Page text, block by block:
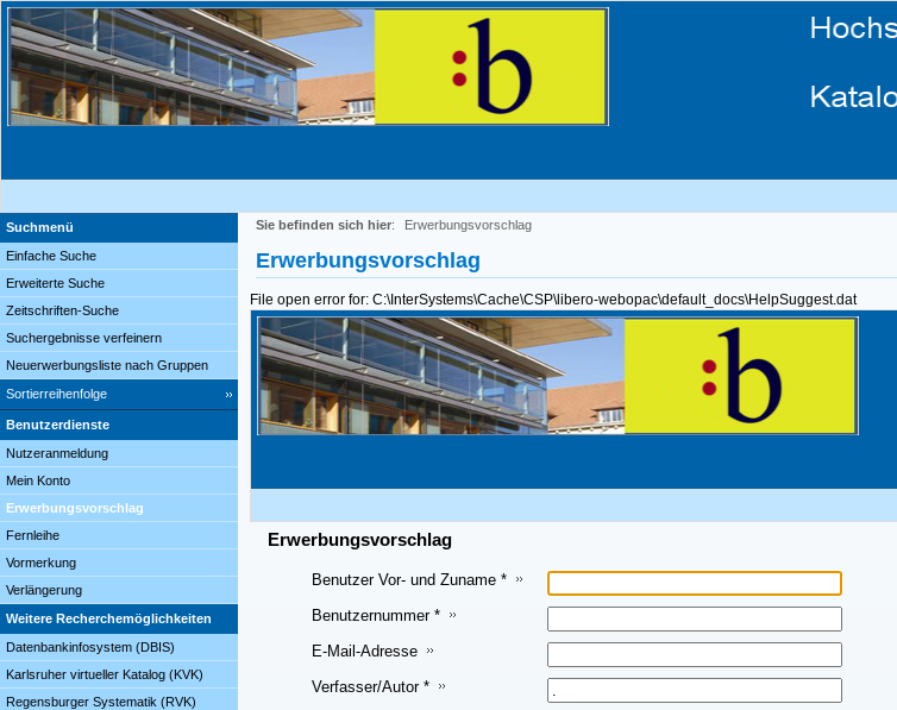
Suchmenü
Einfache Suche
Erweiterte Suche
Zeitschriften-Suche
Suchergebnisse verfeinern
Neuerwerbungsliste nach Gruppen
Sortierreihenfolge
Benutzerdienste
Nutzeranmeldung
Mein Konto
Erwerbungsvorschlag
Fernleihe
Vormerkung
Verlängerung
Weitere Recherchemöglichkeiten
Datenbankinfosystem (DBIS)
Karlsruher virtueller Katalog (KVK)
Regensburger Systematik (RVK)
Sie befinden sich hier: Erwerbungsvorschlag
Erwerbungsvorschlag
File open error for: C:\InterSystems\Cache\CSP\libero-webopac\default_docs\HelpSuggest.dat
Erwerbungsvorschlag
Benutzer Vor- und Zuname *
Benutzernummer *
E-Mail-Adresse
Verfasser/Autor *